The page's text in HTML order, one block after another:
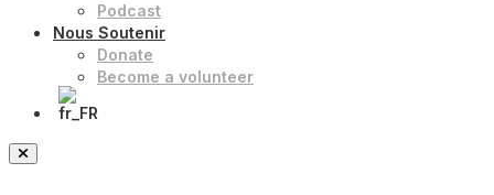
Podcast
Nous Soutenir
Donate
Become a volunteer